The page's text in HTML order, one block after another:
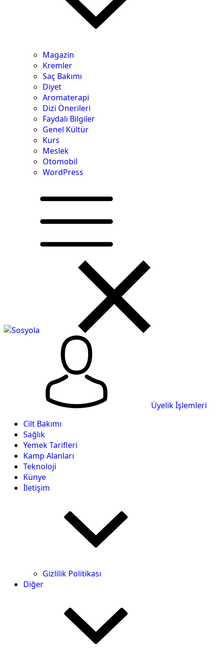
Magazin
Kremler
Saç Bakımı
Diyet
Aromaterapi
Dizi Önerileri
Faydalı Bilgiler
Genel Kültür
Kurs
Meslek
Otomobil
WordPress
Üyelik İşlemleri
Cilt Bakımı
Sağlık
Yemek Tarifleri
Kamp Alanları
Teknoloji
Künye
İletişim
Gizlilik Politikası
Diğer